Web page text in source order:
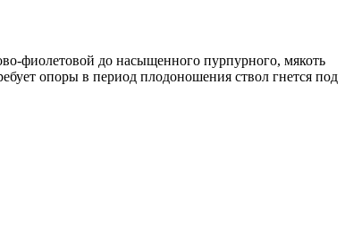
фиолетовой до насыщенного пурпурного, мякоть
опоры в период плодоношения ствол гнется под